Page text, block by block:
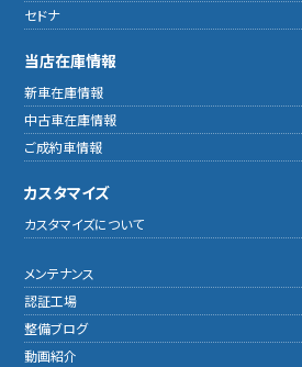
セドナ
当店在庫情報
新車在庫情報
中古車在庫情報
ご成約車情報
カスタマイズ
カスタマイズについて
メンテナンス
認証工場
整備ブログ
動画紹介